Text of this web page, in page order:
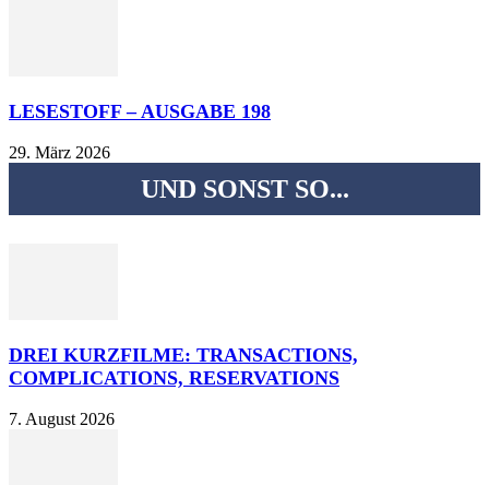
LESESTOFF – AUSGABE 198
29. März 2026
UND SONST SO...
DREI KURZFILME: TRANSACTIONS,
COMPLICATIONS, RESERVATIONS
7. August 2026